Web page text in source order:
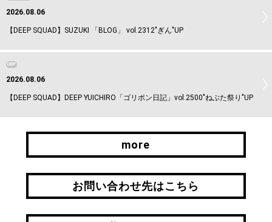
2026.08.06
【DEEP SQUAD】SUZUKI 「BLOG」 vol.2312"ぎん"UP
DEEP
2026.08.06
【DEEP SQUAD】DEEP YUICHIRO「ゴリポン日記」vol.2500"ねぶた祭り"UP
more
more
お問い合わせ先はこちら
お問い合わせ先はこちら
引継ぎはこちら